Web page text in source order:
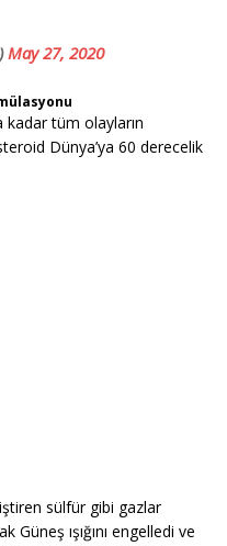
May 27, 2020
tüm olayların
Dünya’ya 60 derecelik
sülfür gibi gazlar
ışığını engelledi ve